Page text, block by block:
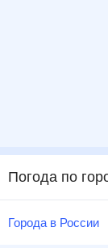
Погода по
Города в России